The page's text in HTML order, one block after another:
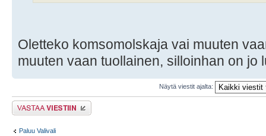
Oletteko komsomolskaja vai muuten
muuten vaan tuollainen, silloinhan on jo
Näytä viestit ajalta:
Lähetä vastaus
Paluu Valivali